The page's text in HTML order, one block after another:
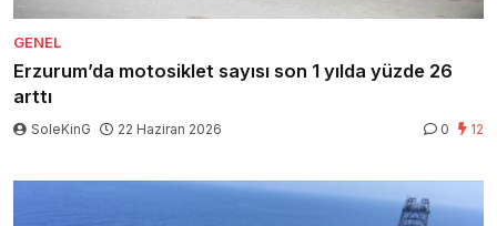
GENEL
Erzurum’da motosiklet sayısı son 1 yılda yüzde 26
arttı
SoleKinG 22 Haziran 2026 0 12